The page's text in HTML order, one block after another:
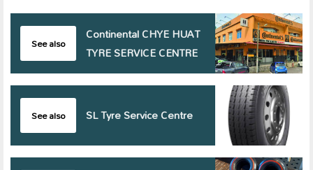
See also
Continental CHYE HUAT
TYRE SERVICE CENTRE
See also SL Tyre Service Centre